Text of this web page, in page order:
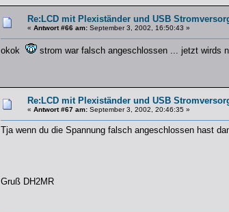
Re:LCD mit Plexiständer und USB
« Antwort #66 am:September 3, 2002, 16:50:43 »
okok strom war falsch angeschlossen ... jetzt wirds
Re:LCD mit Plexiständer und USB
« Antwort #67 am:September 3, 2002, 20:46:35 »
Tja wenn du die Spannung falsch angeschlossen hast
Gruß DH2MR